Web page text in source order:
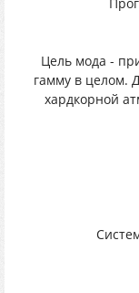
Цель мода -
гамму в целом.
хардкорной